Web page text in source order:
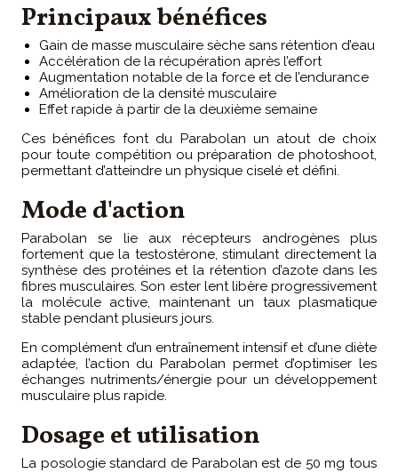
Principaux bénéfices
Gain de masse musculaire sèche sans rétention d’eau
Accélération de la récupération après l’effort
Augmentation notable de la force et de l’endurance
Amélioration de la densité musculaire
Effet rapide à partir de la deuxième semaine
Ces bénéfices font du Parabolan un atout de choix
pour toute compétition ou préparation de photoshoot,
permettant d’atteindre un physique ciselé et défini.
Mode d'action
Parabolan se lie aux récepteurs androgènes plus
fortement que la testostérone, stimulant directement la
synthèse des protéines et la rétention d’azote dans les
fibres musculaires. Son ester lent libère progressivement
la molécule active, maintenant un taux plasmatique
stable pendant plusieurs jours.
En complément d’un entraînement intensif et d’une diète
adaptée, l’action du Parabolan permet d’optimiser les
échanges nutriments/énergie pour un développement
musculaire plus rapide.
Dosage et utilisation
La posologie standard de Parabolan est de 50 mg tous